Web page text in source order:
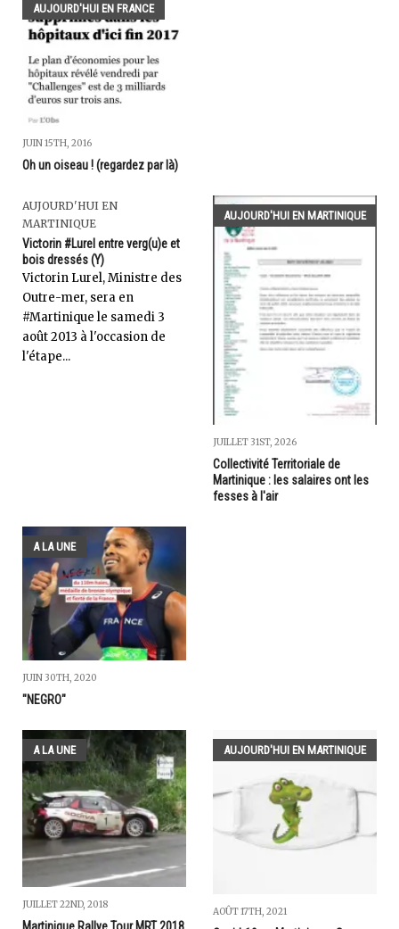
AUJOURD'HUI EN FRANCE
JUIN 15TH, 2016
Oh un oiseau ! (regardez par là)
AUJOURD'HUI EN
MARTINIQUE
Victorin #Lurel entre verg(u)e et
bois dressés (Y)
Victorin Lurel, Ministre des
Outre-mer, sera en
#Martinique le samedi 3
août 2013 à l'occasion de
l'étape...
AUJOURD'HUI EN MARTINIQUE
JUILLET 31ST, 2026
Collectivité Territoriale de
Martinique : les salaires ont les
fesses à l'air
A LA UNE
JUIN 30TH, 2020
"NEGRO"
A LA UNE
JUILLET 22ND, 2018
AUJOURD'HUI EN MARTINIQUE
AOÛT 17TH, 2021